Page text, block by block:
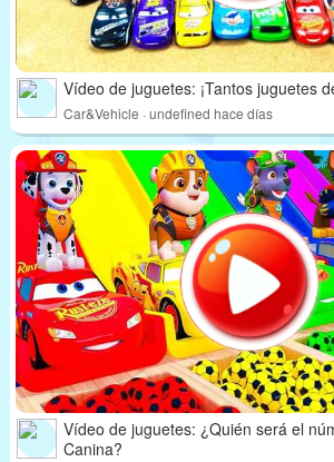
Vídeo de juguetes: ¡Tantos juguetes
Car&Vehicle · undefined hace días
Vídeo de juguetes: ¿Quién será el
Canina?